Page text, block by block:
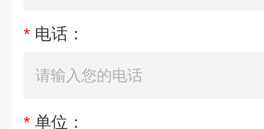
* 电话：
* 单位：